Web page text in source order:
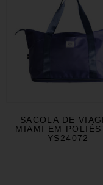
SACOLA DE
MIAMI EM
YS24072